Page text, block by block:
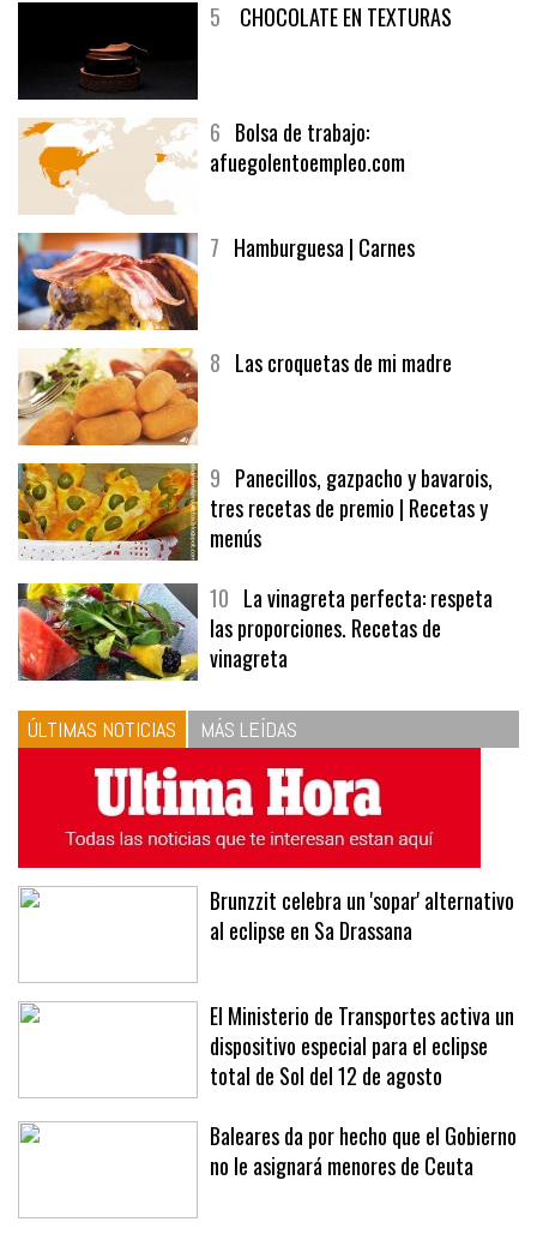
5 CHOCOLATE EN TEXTURAS
6 Bolsa de trabajo:
afuegolentoempleo.com
7 Hamburguesa | Carnes
8 Las croquetas de mi madre
9 Panecillos, gazpacho y bavarois,
tres recetas de premio | Recetas y
menús
10 La vinagreta perfecta: respeta
las proporciones. Recetas de
vinagreta
ÚLTIMAS NOTICIAS MÁS LEÍDAS
Brunzzit celebra un 'sopar' alternativo
al eclipse en Sa Drassana
El Ministerio de Transportes activa un
dispositivo especial para el eclipse
total de Sol del 12 de agosto
Baleares da por hecho que el Gobierno
no le asignará menores de Ceuta